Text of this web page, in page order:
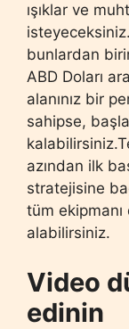
ışıklar ve
bunlardan
ABD Doları
alanınız bir
sahipse,
azından ilk
stratejisine
tüm
alabilirsiniz.
Video
edinin